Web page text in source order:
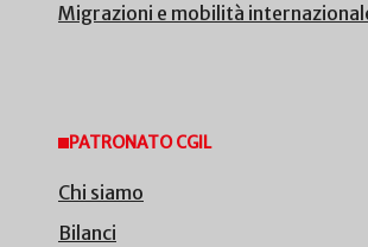
Migrazioni e mobilità
PATRONATO CGIL
Chi siamo
Bilanci